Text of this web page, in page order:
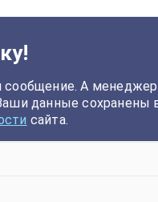
А
данные сохранены
сайта.